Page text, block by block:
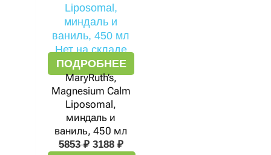
Нет на складе
ПОДРОБНЕЕ
MaryRuth’s,
Magnesium Calm
Liposomal,
миндаль и
ваниль, 450 мл
5853₽ 3188 ₽